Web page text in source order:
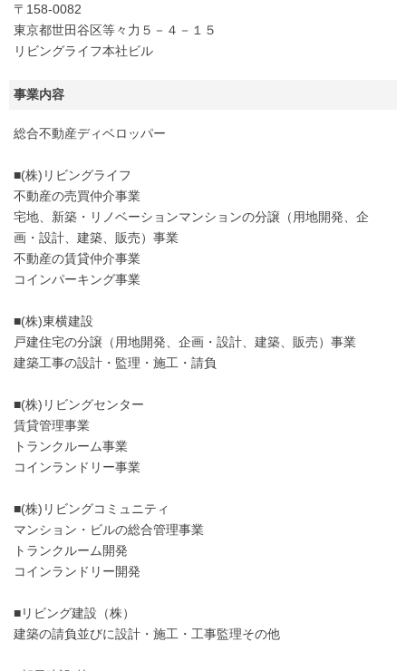
〒158-0082
東京都世田谷区等々力５－４－１５
リビングライフ本社ビル
事業内容
総合不動産ディベロッパー
■(株)リビングライフ
不動産の売買仲介事業
宅地、新築・リノベーションマンションの分譲（用地開発、企
画・設計、建築、販売）事業
不動産の賃貸仲介事業
コインパーキング事業
■(株)東横建設
戸建住宅の分譲（用地開発、企画・設計、建築、販売）事業
建築工事の設計・監理・施工・請負
■(株)リビングセンター
賃貸管理事業
トランクルーム事業
コインランドリー事業
■(株)リビングコミュニティ
マンション・ビルの総合管理事業
トランクルーム開発
コインランドリー開発
■リビング建設（株）
建築の請負並びに設計・施工・工事監理その他